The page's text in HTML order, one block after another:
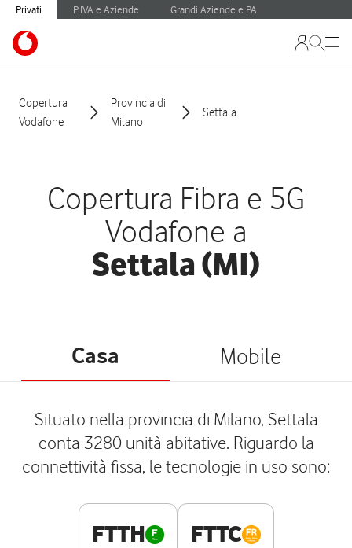
Privati P.IVA e Aziende Grandi Aziende e PA
Copertura
Vodafone
Provincia di
Milano
Settala
Copertura Fibra e 5G
Vodafone a
Settala (MI)
Casa Mobile
Situato nella provincia di Milano, Settala
conta 3280 unità abitative. Riguardo la
connettività fissa, le tecnologie in uso sono:
FTTH FTTC